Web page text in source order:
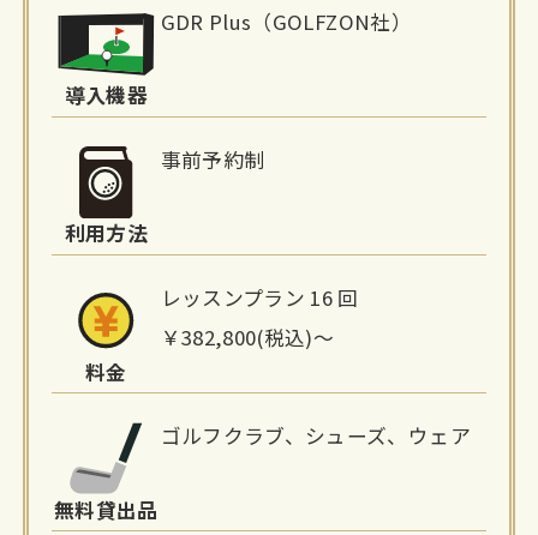
報
導入機器
GDR Plus（GOLFZON社）
利用方法
事前予約制
料金
レッスンプラン 16 回
￥382,800(税込)〜
無料貸出品
ゴルフクラブ、シューズ、ウェア